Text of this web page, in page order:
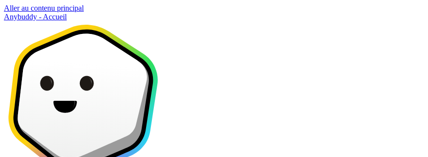
Aller au contenu principal
Anybuddy - Accueil